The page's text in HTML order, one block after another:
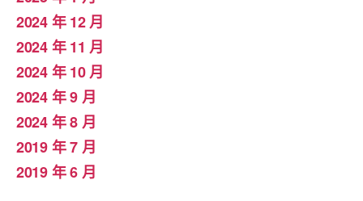
2024 年 12 月
2024 年 11 月
2024 年 10 月
2024 年 9 月
2024 年 8 月
2019 年 7 月
2019 年 6 月